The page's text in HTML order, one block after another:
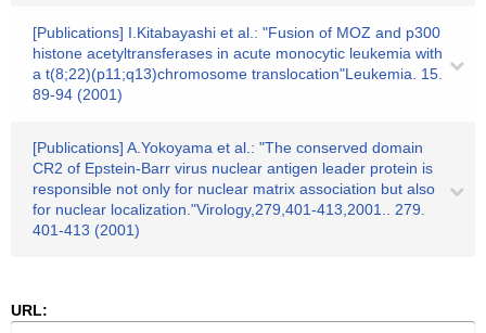
[Publications] I.Kitabayashi et al.: "Fusion of MOZ and p300
histone acetyltransferases in acute monocytic leukemia with
a t(8;22)(p11;q13)chromosome translocation"Leukemia. 15.
89-94 (2001)
[Publications] A.Yokoyama et al.: "The conserved domain
CR2 of Epstein-Barr virus nuclear antigen leader protein is
responsible not only for nuclear matrix association but also
for nuclear localization."Virology,279,401-413,2001.. 279.
401-413 (2001)
URL: